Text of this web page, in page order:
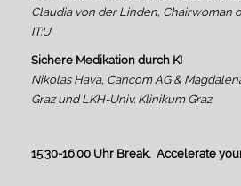
Claudia von der Linden, Chairwoman
IT:U
Sichere Medikation durch KI
Nikolas Hava, Cancom AG &
Graz und LKH-Univ. Klinikum Graz
15:30-16:00 Uhr Break, Accelerate